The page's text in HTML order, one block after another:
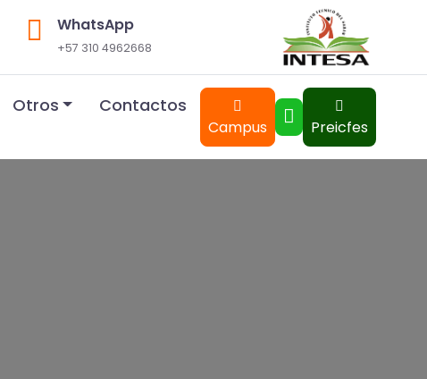
WhatsApp
+57 310 4962668
Otros Contactos
Campus Preicfes